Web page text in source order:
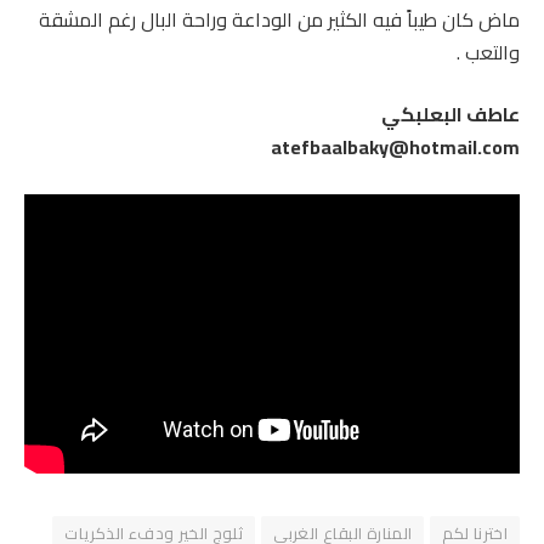
ماض كان طيباً فيه الكثير من الوداعة وراحة البال رغم المشقة
والتعب .
عاطف البعلبكي
atefbaalbaky@hotmail.com
اخترنا لكم المنارة البقاع الغربي
ثلوج الخير ودفء الذكريات